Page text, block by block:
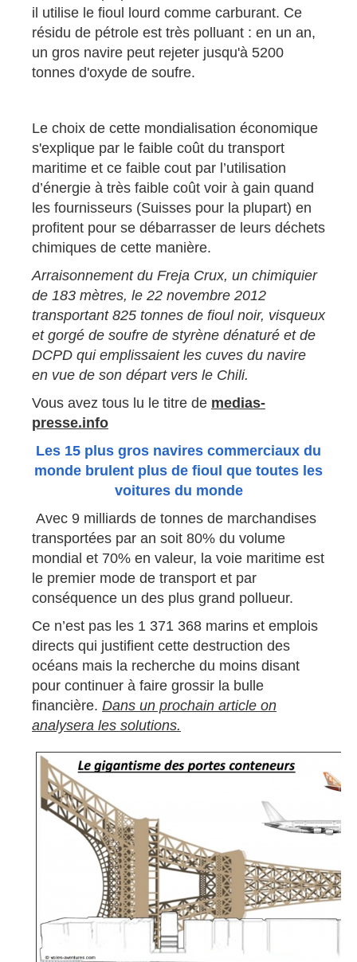
il utilise le fioul lourd comme carburant. Ce
résidu de pétrole est très polluant : en un an,
un gros navire peut rejeter jusqu'à 5200
tonnes d'oxyde de soufre.
Le choix de cette mondialisation économique
s'explique par le faible coût du transport
maritime et ce faible cout par l’utilisation
d’énergie à très faible coût voir à gain quand
les fournisseurs (Suisses pour la plupart) en
profitent pour se débarrasser de leurs déchets
chimiques de cette manière.
Arraisonnement du Freja Crux, un chimiquier
de 183 mètres, le 22 novembre 2012
transportant 825 tonnes de fioul noir, visqueux
et gorgé de soufre de styrène dénaturé et de
DCPD qui emplissaient les cuves du navire
en vue de son départ vers le Chili.
Vous avez tous lu le titre de medias-
presse.info
Les 15 plus gros navires commerciaux du
monde brulent plus de fioul que toutes les
voitures du monde
Avec 9 milliards de tonnes de marchandises
transportées par an soit 80% du volume
mondial et 70% en valeur, la voie maritime est
le premier mode de transport et par
conséquence un des plus grand pollueur.
Ce n’est pas les 1 371 368 marins et emplois
directs qui justifient cette destruction des
océans mais la recherche du moins disant
pour continuer à faire grossir la bulle
financière. Dans un prochain article on
analysera les solutions.